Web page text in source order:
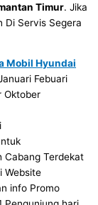
Timur. Jika
Di Servis Segera
Mobil Hyundai
Febuari
Oktober
Cabang Terdekat
Website
info Promo